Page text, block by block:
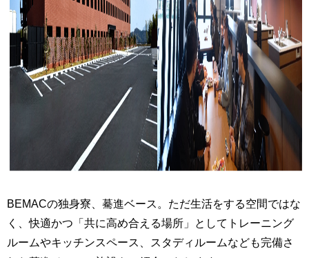
BEMACの独身寮、驀進ベース。ただ生活をする空間ではな
く、快適かつ「共に高め合える場所」としてトレーニング
ルームやキッチンスペース、スタディルームなども完備さ